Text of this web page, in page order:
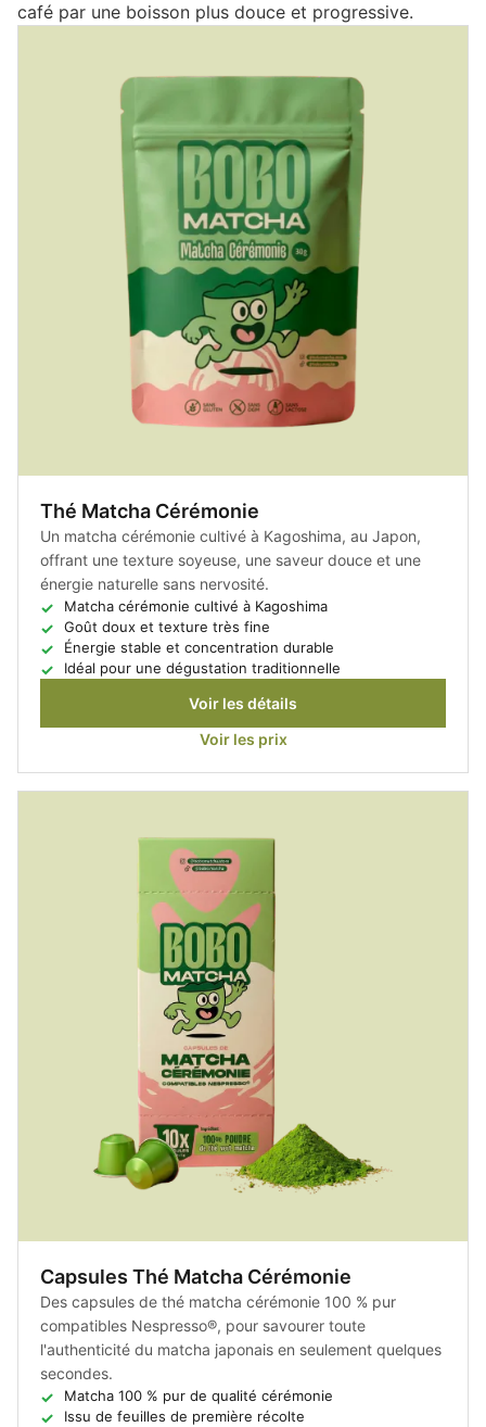
café par une boisson plus douce et progressive.
Thé Matcha Cérémonie
Un matcha cérémonie cultivé à Kagoshima, au Japon,
offrant une texture soyeuse, une saveur douce et une
énergie naturelle sans nervosité.
Matcha cérémonie cultivé à Kagoshima
Goût doux et texture très fine
Énergie stable et concentration durable
Idéal pour une dégustation traditionnelle
Voir les détails
Voir les prix
Capsules Thé Matcha Cérémonie
Des capsules de thé matcha cérémonie 100 % pur
compatibles Nespresso®, pour savourer toute
l'authenticité du matcha japonais en seulement quelques
secondes.
Matcha 100 % pur de qualité cérémonie
Issu de feuilles de première récolte